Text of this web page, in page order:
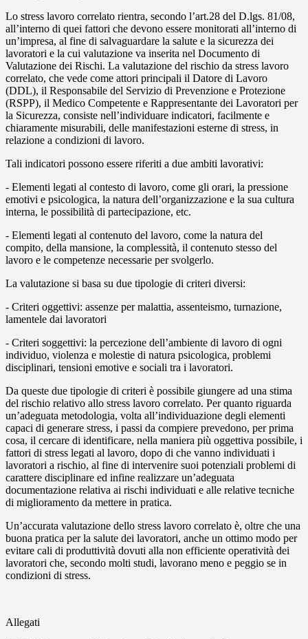
Lo stress lavoro correlato rientra, secondo l’art.28 del D.lgs. 81/08,
all’interno di quei fattori che devono essere monitorati all’interno di
un’impresa, al fine di salvaguardare la salute e la sicurezza dei
lavoratori e la cui valutazione va inserita nel Documento di
Valutazione dei Rischi. La valutazione del rischio da stress lavoro
correlato, che vede come attori principali il Datore di Lavoro
(DDL), il Responsabile del Servizio di Prevenzione e Protezione
(RSPP), il Medico Competente e Rappresentante dei Lavoratori per
la Sicurezza, consiste nell’individuare indicatori, facilmente e
chiaramente misurabili, delle manifestazioni esterne di stress, in
relazione a condizioni di lavoro.
Tali indicatori possono essere riferiti a due ambiti lavorativi:
- Elementi legati al contesto di lavoro, come gli orari, la pressione
emotivi e psicologica, la natura dell’organizzazione e la sua cultura
interna, le possibilità di partecipazione, etc.
- Elementi legati al contenuto del lavoro, come la natura del
compito, della mansione, la complessità, il contenuto stesso del
lavoro e le competenze necessarie per svolgerlo.
La valutazione si basa su due tipologie di criteri diversi:
- Criteri oggettivi: assenze per malattia, assenteismo, turnazione,
lamentele dai lavoratori
- Criteri soggettivi: la percezione dell’ambiente di lavoro di ogni
individuo, violenza e molestie di natura psicologica, problemi
disciplinari, tensioni emotive e sociali tra i lavoratori.
Da queste due tipologie di criteri è possibile giungere ad una stima
del rischio relativo allo stress lavoro correlato. Per quanto riguarda
un’adeguata metodologia, volta all’individuazione degli elementi
capaci di generare stress, i passi da compiere prevedono, per prima
cosa, il cercare di identificare, nella maniera più oggettiva possibile, i
fattori di stress legati al lavoro, dopo di che vanno individuati i
lavoratori a rischio, al fine di intervenire suoi potenziali problemi di
carattere disciplinare ed infine realizzare un’adeguata
documentazione relativa ai rischi individuati e alle relative tecniche
di miglioramento da mettere in pratica.
Un’accurata valutazione dello stress lavoro correlato è, oltre che una
buona pratica per la salute dei lavoratori, anche un ottimo modo per
evitare cali di produttività dovuti alla non efficiente operatività dei
lavoratori che, secondo molti studi, lavorano meno e peggio se in
condizioni di stress.
Allegati